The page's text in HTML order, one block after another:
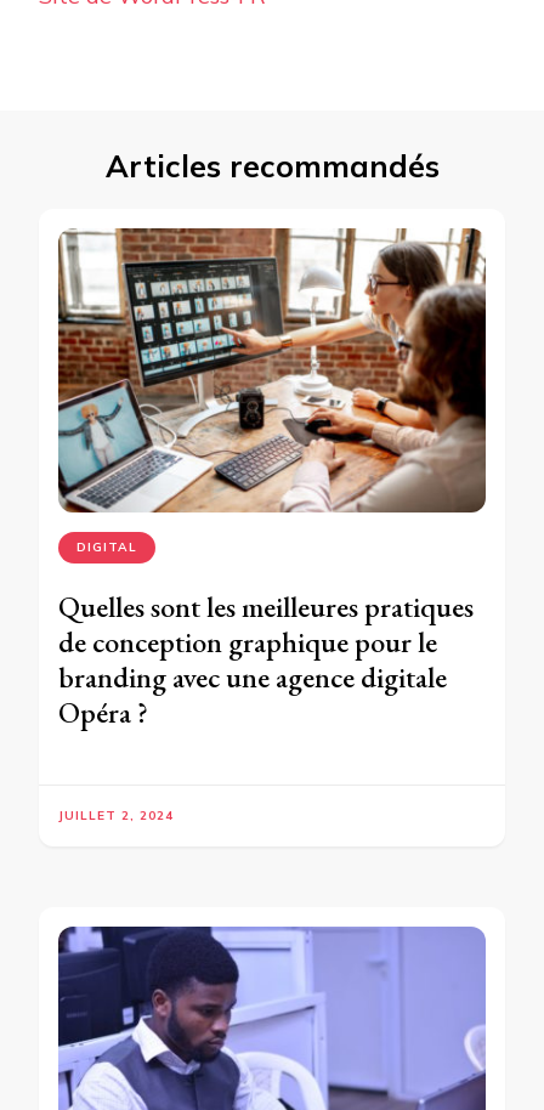
Articles recommandés
DIGITAL
Quelles sont les meilleures pratiques
de conception graphique pour le
branding avec une agence digitale
Opéra ?
JUILLET 2, 2024